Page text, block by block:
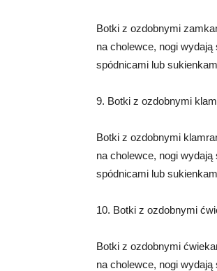
Botki z ozdobnymi
na cholewce, nogi
spódnicami lub
9. Botki z ozdobnymi
Botki z ozdobnymi
na cholewce, nogi
spódnicami lub
10. Botki z ozdobnymi
Botki z ozdobnymi
na cholewce, nogi